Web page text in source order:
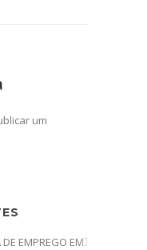
um
EMPREGO EM